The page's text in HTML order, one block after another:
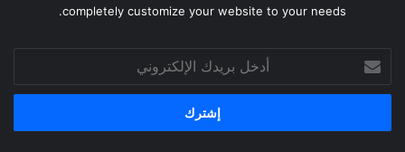
completely customize your website to your needs.
بريدك
الإلكتروني